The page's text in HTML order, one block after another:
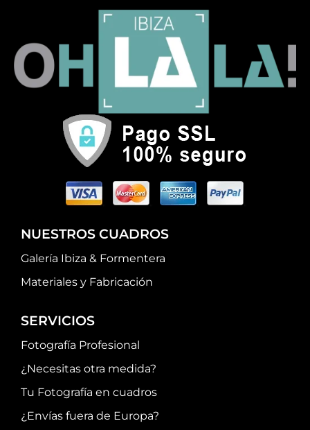
NUESTROS CUADROS
Galería Ibiza & Formentera
Materiales y Fabricación
SERVICIOS
Fotografía Profesional
¿Necesitas otra medida?
Tu Fotografía en cuadros
¿Envías fuera de Europa?